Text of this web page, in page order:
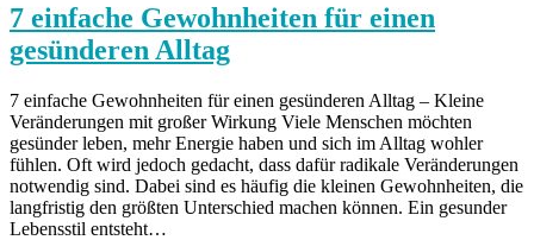
7 einfache Gewohnheiten für einen
gesünderen Alltag
7 einfache Gewohnheiten für einen gesünderen Alltag – Kleine
Veränderungen mit großer Wirkung Viele Menschen möchten
gesünder leben, mehr Energie haben und sich im Alltag wohler
fühlen. Oft wird jedoch gedacht, dass dafür radikale Veränderungen
notwendig sind. Dabei sind es häufig die kleinen Gewohnheiten, die
langfristig den größten Unterschied machen können. Ein gesunder
Lebensstil entsteht…